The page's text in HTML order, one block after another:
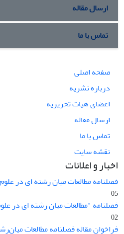
ارسال مقاله
تماس با ما
صفحه اصلی
درباره نشریه
اعضای هیات تحریریه
ارسال مقاله
تماس با ما
نقشه سایت
اخبار و اعلانات
فصلنامه مطالعات میان رشته ای در
05
فصلنامه "مطالعات میان رشته ای در
02
فراخوان مقاله فصلنامه مطالعات